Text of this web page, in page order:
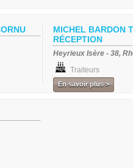
MICHEL BARDON
RÉCEPTION
Heyrieux Isère - 38,
Traiteurs
En savoir plus >